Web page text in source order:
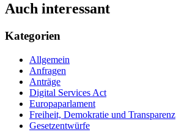
Auch interessant
Kategorien
Allgemein
Anfragen
Anträge
Digital Services Act
Europaparlament
Freiheit, Demokratie und Transparenz
Gesetzentwürfe